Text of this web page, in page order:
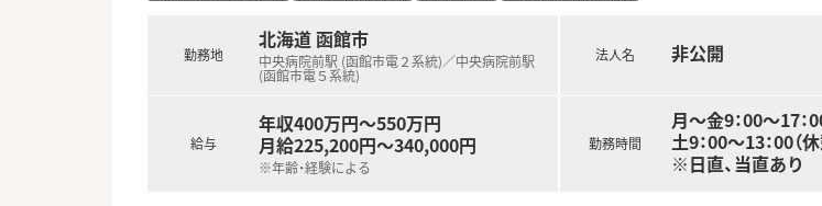
■全体の2割以上の店舗で健康サポート薬局の認定を取得しており、大
ます。
■機能性アロマや医療用サプリメントを活用した予防医療を推進してお
■在宅業務においては本社社員が配達を担当する仕組みを構築しており
います。
勤務地
北海道 函館市
中央病院前駅 (函館市電２系統)／中央病院前駅
(函館市電５系統)
給与
年収400万円～550万円
月給225,200円～340,000円
※年齢・経験による
法人名 非公開
勤務時間
月～金9：00～17：
土9：00～13：00（
※日直、当直あり